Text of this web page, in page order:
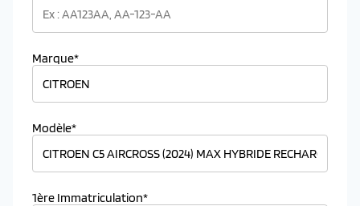
Marque*
Modèle*
1ère Immatriculation*